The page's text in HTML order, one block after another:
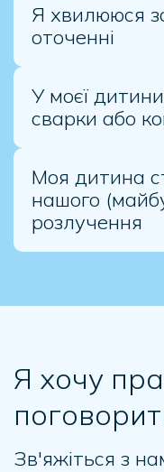
Я хвилююся
оточенні
У моєї
сварки або
Моя дитина
нашого
розлучення
Я хочу
Зв'яжіться з